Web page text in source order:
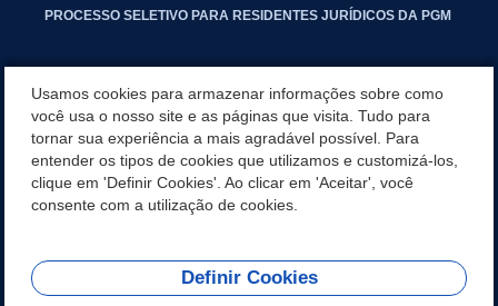
PROCESSO SELETIVO PARA RESIDENTES JURÍDICOS DA PGM
MANUAL DE PROCEDIMENTOS IMOBILIÁRIOS SEINFRA
TURMINHA DO LAGO
REDES SOCIAIS
Usamos cookies para armazenar informações sobre como
você usa o nosso site e as páginas que visita. Tudo para
tornar sua experiência a mais agradável possível. Para
entender os tipos de cookies que utilizamos e customizá-los,
clique em 'Definir Cookies'. Ao clicar em 'Aceitar', você
consente com a utilização de cookies.
Definir Cookies